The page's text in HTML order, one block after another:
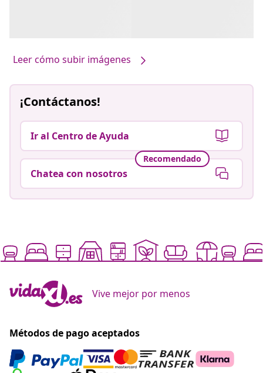
Leer cómo subir imágenes
¡Contáctanos!
Ir al Centro de Ayuda
Recomendado
Chatea con nosotros
Vive mejor por menos
Métodos de pago aceptados